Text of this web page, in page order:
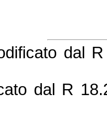
dal
dal R